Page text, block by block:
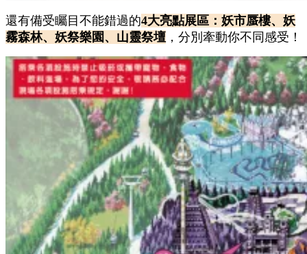
還有備受矚目不能錯過的4大亮點展區：妖市蜃樓、妖
霧森林、妖祭樂園、山靈祭壇 ，分別牽動你不同感受！